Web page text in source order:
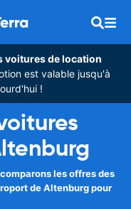
voitures de location
est valable jusqu'à
!
les offres des
de Altenburg pour